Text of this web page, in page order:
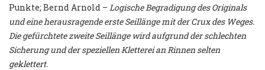
Punkte; Bernd Arnold – Logische Begradigung des Originals
und eine herausragende erste Seillänge mit der Crux des Weges.
Die gefürchtete zweite Seillänge wird aufgrund der schlechten
Sicherung und der speziellen Kletterei an Rinnen selten
geklettert.